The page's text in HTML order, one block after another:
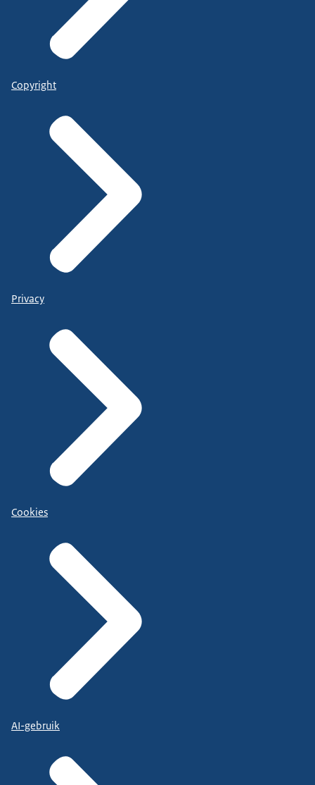
Copyright
Privacy
Cookies
AI-gebruik